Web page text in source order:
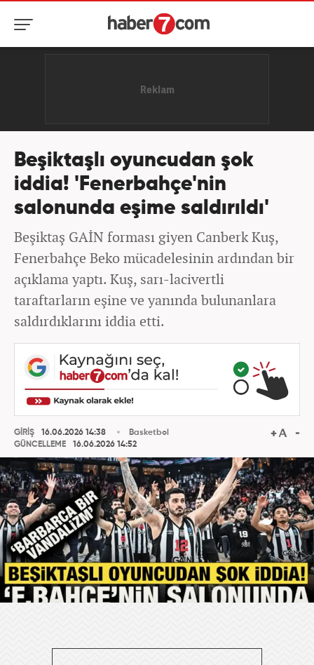
Beşiktaşlı oyuncudan şok
iddia! 'Fenerbahçe'nin
salonunda eşime saldırıldı'
Beşiktaş GAİN forması giyen Canberk Kuş,
Fenerbahçe Beko mücadelesinin ardından bir
açıklama yaptı. Kuş, sarı-lacivertli
taraftarların eşine ve yanında bulunanlara
saldırdıklarını iddia etti.
GİRİŞ
16.06.2026 14:38
GÜNCELLEME
16.06.2026 14:52
Basketbol